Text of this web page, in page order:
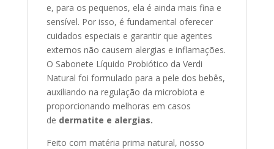
e, para os pequenos, ela é ainda mais fina e
sensível. Por isso, é fundamental oferecer
cuidados especiais e garantir que agentes
externos não causem alergias e inflamações.
O Sabonete Líquido Probiótico da Verdi
Natural foi formulado para a pele dos bebês,
auxiliando na regulação da microbiota e
proporcionando melhoras em casos
de dermatite e alergias.
Feito com matéria prima natural, nosso